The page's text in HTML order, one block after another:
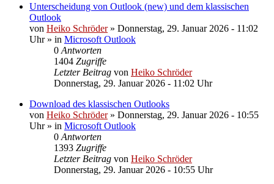
Unterscheidung von Outlook (new) und dem klassischen
Outlook
von Heiko Schröder» Donnerstag, 29. Januar 2026 - 11:02
Uhr» in Microsoft Outlook
0 Antworten
1404 Zugriffe
Letzter Beitrag von Heiko Schröder
Donnerstag, 29. Januar 2026 - 11:02 Uhr
Download des klassischen Outlooks
von Heiko Schröder» Donnerstag, 29. Januar 2026 - 10:55
Uhr» in Microsoft Outlook
0 Antworten
1393 Zugriffe
Letzter Beitrag von Heiko Schröder
Donnerstag, 29. Januar 2026 - 10:55 Uhr